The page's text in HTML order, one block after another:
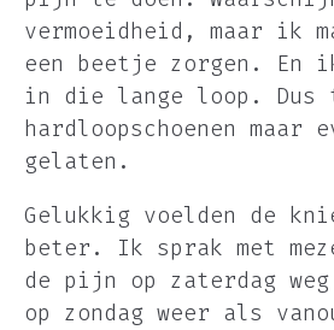
vermoeidheid, maar ik
een beetje zorgen. En
in die lange loop. Dus
hardloopschoenen maar
gelaten.
Gelukkig voelden de
beter. Ik sprak met
de pijn op zaterdag
op zondag weer als